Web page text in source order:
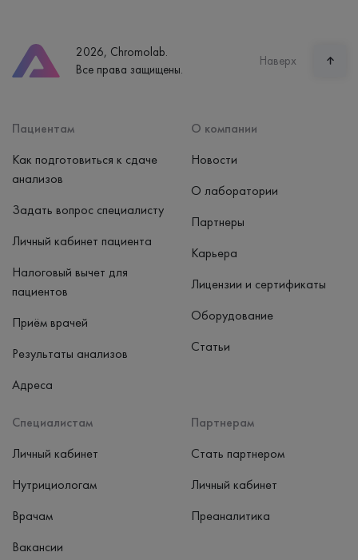
Часы работы
пн-вс: 7:30-15:00
2026, Chromolab.
Все права защищены.
Наверх
Пациентам
Как подготовиться к сдаче
анализов
Задать вопрос специалисту
Личный кабинет пациента
Налоговый вычет для
пациентов
Приём врачей
Результаты анализов
Адреса
Специалистам
Личный кабинет
Нутрициологам
Врачам
Вакансии
Партнерам
Стать партнером
Личный кабинет
Преаналитика
О компании
Новости
О лаборатории
Партнеры
Карьера
Лицензии и сертификаты
Оборудование
Статьи